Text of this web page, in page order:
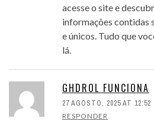
acesse o site e
informações contidas
e únicos. Tudo que
lá.
GHDROL FUNCIONA
27 AGOSTO, 2025 AT 12:52
RESPONDER